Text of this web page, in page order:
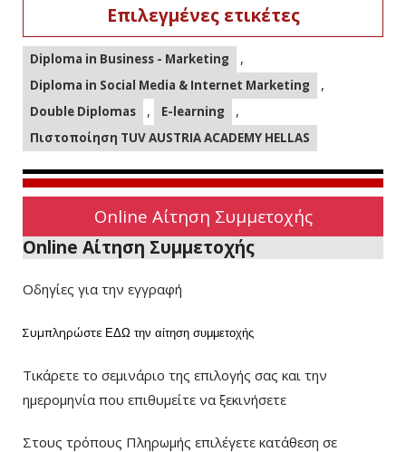
Επιλεγμένες ετικέτες
Diploma in Business - Marketing ,
Diploma in Social Media & Internet Marketing ,
Double Diplomas , E-learning ,
Πιστοποίηση TUV AUSTRIA ACADEMY HELLAS
Online Αίτηση Συμμετοχής
Online Αίτηση Συμμετοχής
Οδηγίες για την εγγραφή
Συμπληρώστε ΕΔΩ την αίτηση συμμετοχής
Τικάρετε το σεμινάριο της επιλογής σας και την
ημερομηνία που επιθυμείτε να ξεκινήσετε
Στους τρόπους Πληρωμής επιλέγετε κατάθεση σε